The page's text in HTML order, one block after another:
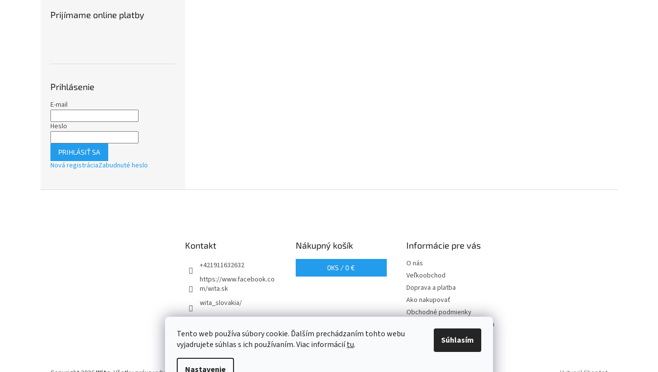
Tento web používa súbory cookie. Ďalším prechádzaním tohto webu
vyjadrujete súhlas s ich používaním. Viac informáciítu.
Nastavenie
Súhlasím
Prijímame online platby
Prihlásenie
E-mail
Heslo
PRIHLÁSIŤ SA
Nová registráciaZabudnuté heslo
Kontakt
+421911632632
https://www.facebook.co
m/wita.sk
wita_slovakia/
Nákupný košík
0KS / 0 €
Informácie pre vás
O nás
Veľkoobchod
Doprava a platba
Ako nakupovať
Obchodné podmienky
Podmienky ochrany osobných